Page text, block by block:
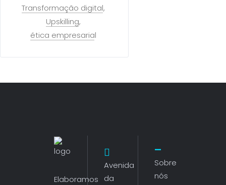
Transformação digital
Upskilling
ética empresarial
Elaboramos
Avenida
da
Sobre
nós